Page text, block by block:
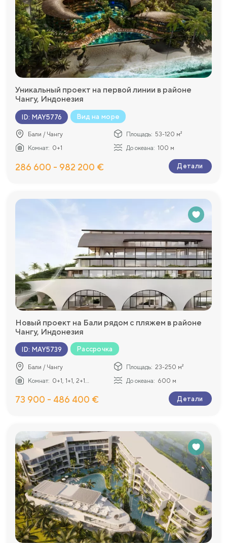
Уникальный проект на первой линии в районе
Чангу, Индонезия
ID: MAY5776 Вид на море
Бали / Чангу Площадь: 53-120 м²
Комнат: 0+1 До океана: 100 м
286 600 - 982 200 € Детали
Новый проект на Бали рядом с пляжем в районе
Чангу, Индонезия
ID: MAY5739 Рассрочка
Бали / Чангу Площадь: 23-250 м²
Комнат: 0+1, 1+1, 2+1... До океана: 600 м
73 900 - 486 400 € Детали